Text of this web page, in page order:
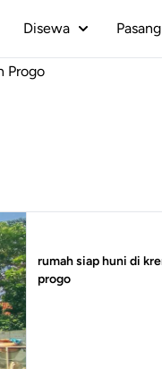
Disewa
Progo
rumah siap huni di
progo